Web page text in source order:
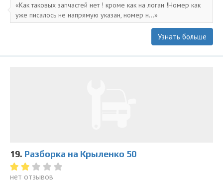
Как таковых запчастей нет ! кроме как на логан !Номер как
уже писалось не напрямую указан, номер н...
Узнать больше
19. Разборка на Крыленко 50
нет отзывов